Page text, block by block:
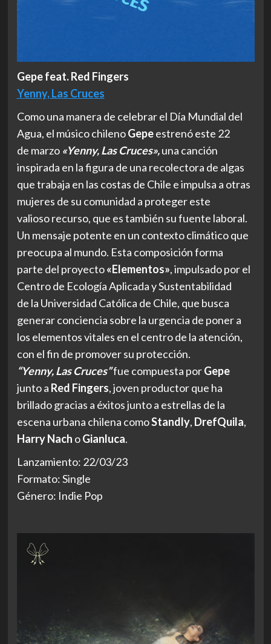
Gepe feat. Red Fingers
Yenny, Las Cruces
Como una manera de celebrar el Día Mundial del
Agua, el músico chilenoGepeestrenó este 22
de marzo «Yenny, Las Cruces»,una canción
inspirada en la figura de una recolectora de algas
que trabaja en las costas de Chile e impulsa a otras
mujeres de su comunidad a proteger este
valioso recurso, que es también su fuente laboral.
Un mensaje potente en un contexto climático que
preocupa al mundo. Esta composición forma
parte del proyecto«Elementos», impulsado por el
Centro de Ecología Aplicada y Sustentabilidad
de la Universidad Católica de Chile, que busca
generar conciencia sobre la urgencia de poner a
los elementos vitales en el centro de la atención,
con el fin de promover su protección.
“Yenny, Las Cruces”fue compuesta porGepe
junto a Red Fingers, joven productor que ha
brillado gracias a éxitos junto a estrellas de la
escena urbana chilena comoStandly, DrefQuila,
Harry Nach oGianluca.
Lanzamiento: 22/03/23
Formato: Single
Género: Indie Pop